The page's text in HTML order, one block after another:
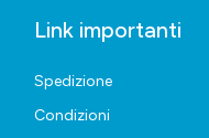
Link importanti
Spedizione
Condizioni